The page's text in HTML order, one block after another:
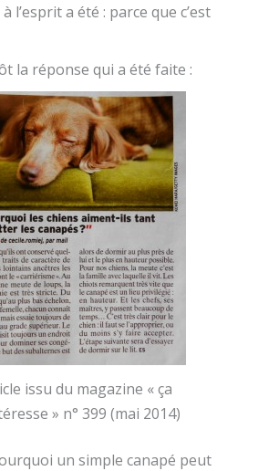
l’esprit a été : parce que c’est
la réponse qui a été faite :
issu du magazine « ça
» n° 399 (mai 2014)
un simple canapé peut